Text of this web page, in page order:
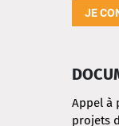
JE
Appel à
projets